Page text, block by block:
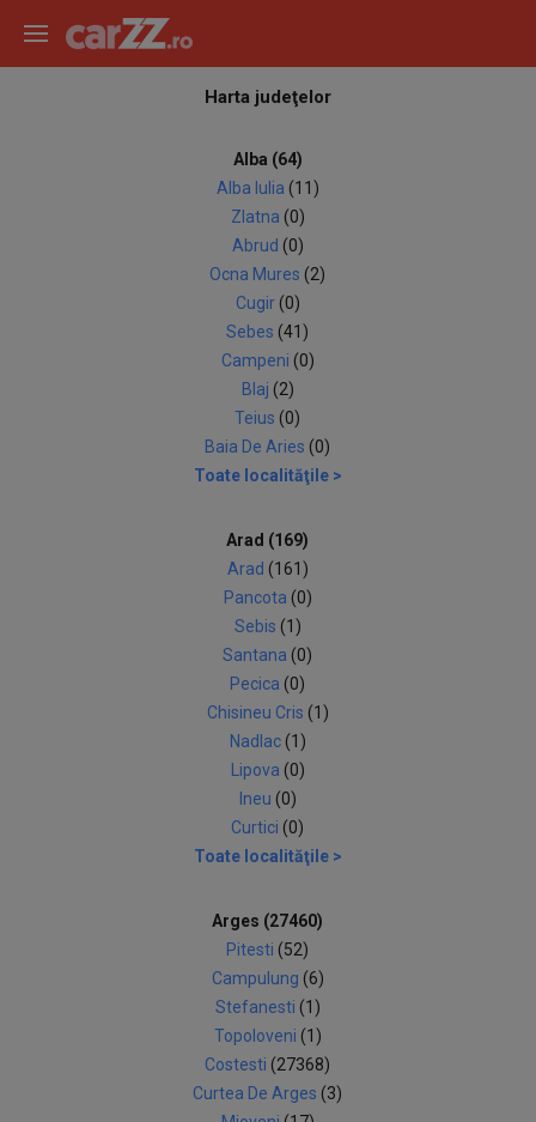
Harta judeţelor
Alba (64)
Alba Iulia (11)
Zlatna (0)
Abrud (0)
Ocna Mures (2)
Cugir (0)
Sebes (41)
Campeni (0)
Blaj (2)
Teius (0)
Baia De Aries (0)
Toate localităţile >
Arad (169)
Arad (161)
Pancota (0)
Sebis (1)
Santana (0)
Pecica (0)
Chisineu Cris (1)
Nadlac (1)
Lipova (0)
Ineu (0)
Curtici (0)
Toate localităţile >
Arges (27460)
Pitesti (52)
Campulung (6)
Stefanesti (1)
Topoloveni (1)
Costesti (27368)
Curtea De Arges (3)